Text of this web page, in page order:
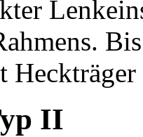
II